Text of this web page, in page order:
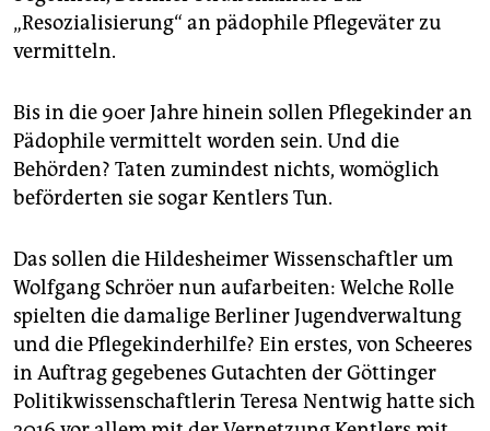
„Resozialisierung“ an pädophile Pflegeväter zu
vermitteln.
Bis in die 90er Jahre hinein sollen Pflegekinder an
Pädophile vermittelt worden sein. Und die
Behörden? Taten zumindest nichts, womöglich
beförderten sie sogar Kentlers Tun.
Das sollen die Hildesheimer Wissenschaftler um
Wolfgang Schröer nun aufarbeiten: Welche Rolle
spielten die damalige Berliner Jugendverwaltung
und die Pflegekinderhilfe? Ein erstes, von Scheeres
in Auftrag gegebenes Gutachten der Göttinger
Politikwissenschaftlerin Teresa Nentwig hatte sich